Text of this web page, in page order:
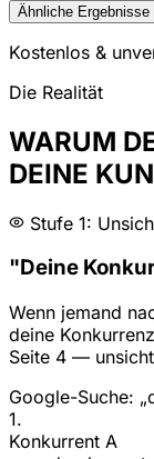
Ähnliche Ergebnisse
Kostenlos &
Die Realität
WARUM
DEINE
Stufe 1:
"Deine
Wenn jemand
deine
Seite 4 —
Google-Suche:
1.
Konkurrent A